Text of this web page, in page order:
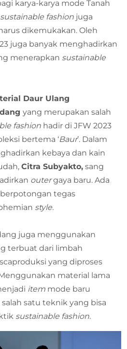
karya-karya mode Tanah
sustainable fashion juga
dikemukakan. Oleh
juga banyak menghadirkan
menerapkan sustainable
Daur Ulang
yang merupakan salah
fashion hadir di JFW 2023
bertema ‘Baur’. Dalam
kebaya dan kain
Citra Subyakto, sang
outergaya baru. Ada
tegas
style.
juga menggunakan
terbuat dari limbah
yang diproses
material lama
item mode baru
satu teknik yang bisa
sustainable fashion.